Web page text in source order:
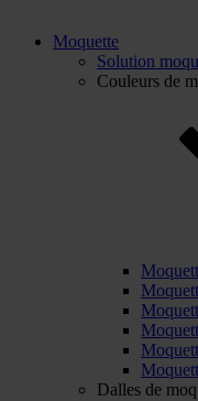
Moquette
Solution
Couleurs de
Dalles de